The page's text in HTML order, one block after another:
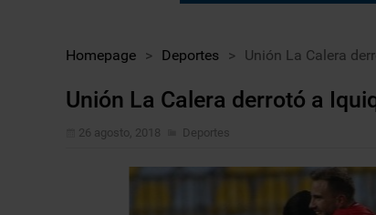
Homepage > Deportes > Unión La Calera
Unión La Calera derrotó a
26 agosto, 2018 Deportes